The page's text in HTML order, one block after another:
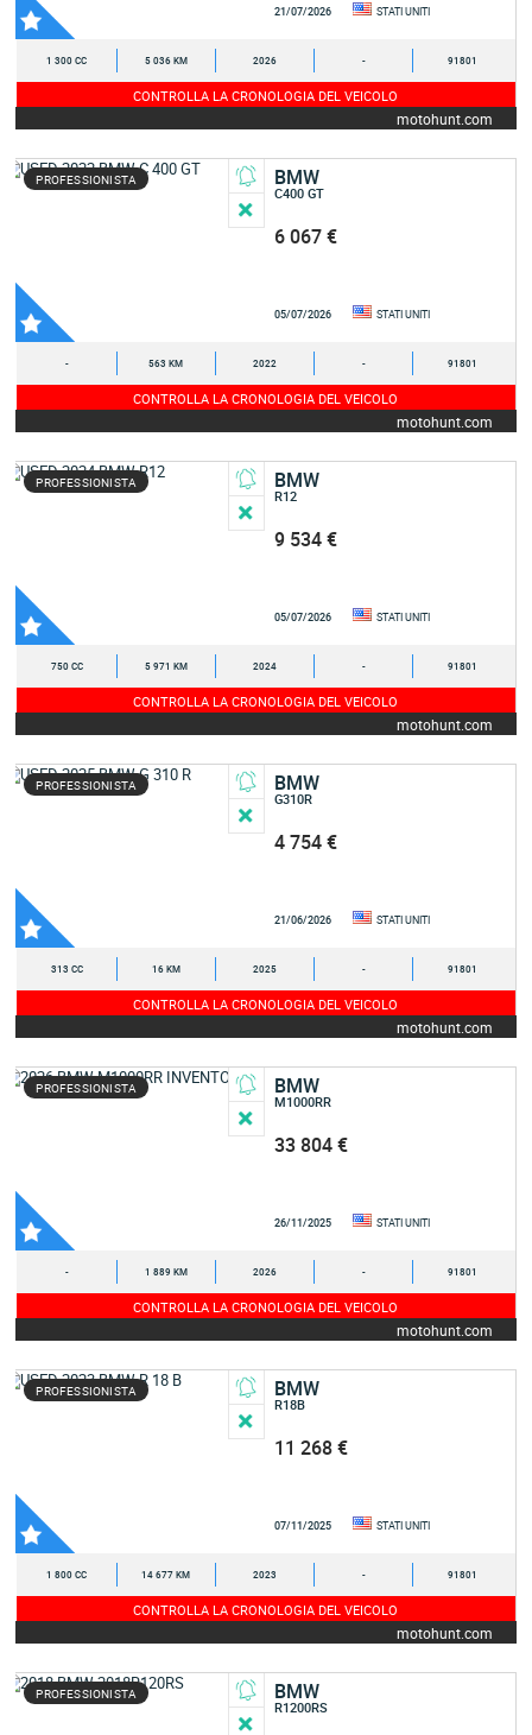
21/07/2026 STATI UNITI
1 300 CC 5 036 KM 2026 - 91801
CONTROLLA LA CRONOLOGIA DEL VEICOLO
motohunt.com
PROFESSIONISTA BMW
C400 GT
6 067 €
05/07/2026 STATI UNITI
- 563 KM 2022 - 91801
CONTROLLA LA CRONOLOGIA DEL VEICOLO
motohunt.com
PROFESSIONISTA BMW
R12
9 534 €
05/07/2026 STATI UNITI
750 CC 5 971 KM 2024 - 91801
CONTROLLA LA CRONOLOGIA DEL VEICOLO
motohunt.com
PROFESSIONISTA BMW
G310R
4 754 €
21/06/2026 STATI UNITI
313 CC 16 KM 2025 - 91801
CONTROLLA LA CRONOLOGIA DEL VEICOLO
motohunt.com
PROFESSIONISTA BMW
M1000RR
33 804 €
26/11/2025 STATI UNITI
- 1 889 KM 2026 - 91801
CONTROLLA LA CRONOLOGIA DEL VEICOLO
motohunt.com
PROFESSIONISTA BMW
R18B
11 268 €
07/11/2025 STATI UNITI
1 800 CC 14 677 KM 2023 - 91801
CONTROLLA LA CRONOLOGIA DEL VEICOLO
motohunt.com
PROFESSIONISTA BMW
R1200RS